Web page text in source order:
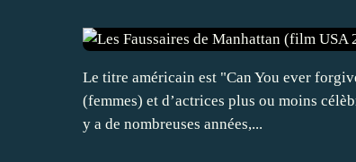
Le titre américain est "Can You ever
(femmes) et d’actrices plus ou moins
y a de nombreuses années,...